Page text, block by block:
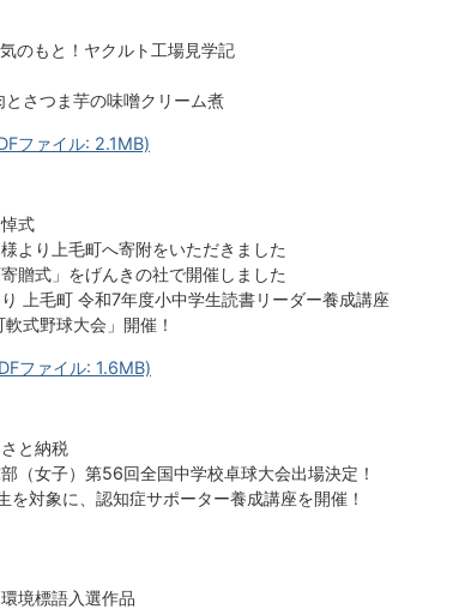
のもと！ヤクルト工場見学記
とさつま芋の味噌クリーム煮
ファイル: 2.1MB)
式
より上毛町へ寄附をいただきました
寄贈式」をげんきの社で開催しました
上毛町 令和7年度小中学生読書リーダー養成講座
軟式野球大会」開催！
ファイル: 1.6MB)
と納税
（女子）第56回全国中学校卓球大会出場決定！
を対象に、認知症サポーター養成講座を開催！
境標語入選作品